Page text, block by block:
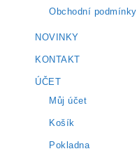
Obchodní podmínky
NOVINKY
KONTAKT
ÚČET
Můj účet
Košík
Pokladna